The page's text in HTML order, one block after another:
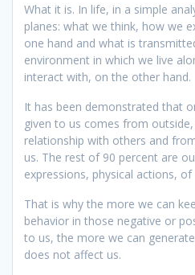
What it is. In life, in a simple
planes: what we think, how we
one hand and what is
environment in which we live
interact with, on the other hand.
It has been demonstrated that
given to us comes from
relationship with others and
us. The rest of 90 percent are
expressions, physical actions,
That is why the more we can
behavior in those negative or
to us, the more we can
does not affect us.